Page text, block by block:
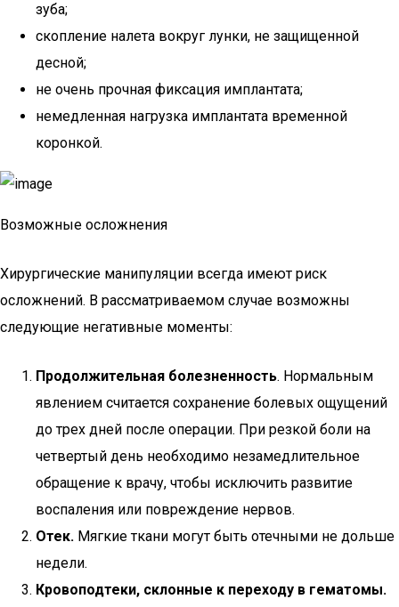
зуба;
скопление налета вокруг лунки, не защищенной
десной;
не очень прочная фиксация имплантата;
немедленная нагрузка имплантата временной
коронкой.
Возможные осложнения
Хирургические манипуляции всегда имеют риск
осложнений. В рассматриваемом случае возможны
следующие негативные моменты:
Продолжительная болезненность. Нормальным
явлением считается сохранение болевых ощущений
до трех дней после операции. При резкой боли на
четвертый день необходимо незамедлительное
обращение к врачу, чтобы исключить развитие
воспаления или повреждение нервов.
Отек. Мягкие ткани могут быть отечными не дольше
недели.
Кровоподтеки, склонные к переходу в гематомы.